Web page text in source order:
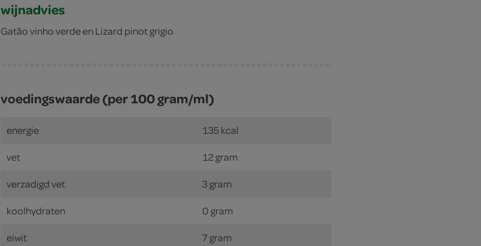
wijnadvies
Gatão vinho verde en Lizard pinot grigio
voedingswaarde (per 100 gram/ml)
energie 135 kcal
vet 12 gram
verzadigd vet 3 gram
koolhydraten 0 gram
eiwit 7 gram